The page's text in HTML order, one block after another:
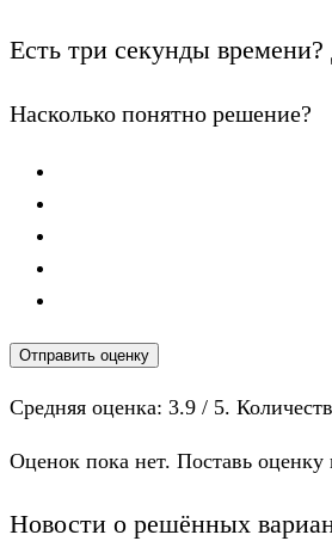
Есть три секунды
Насколько понятно решение?
Отправить оценку
Средняя оценка: 3.9 / 5.
Оценок пока нет. Поставь
Новости о решённых